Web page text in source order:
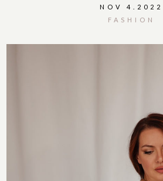
NOV 4.2022
FASHION